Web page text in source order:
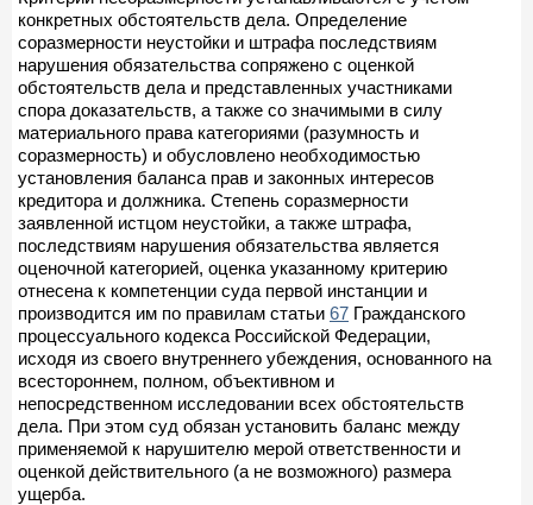
конкретных обстоятельств дела. Определение
соразмерности неустойки и штрафа последствиям
нарушения обязательства сопряжено с оценкой
обстоятельств дела и представленных участниками
спора доказательств, а также со значимыми в силу
материального права категориями (разумность и
соразмерность) и обусловлено необходимостью
установления баланса прав и законных интересов
кредитора и должника. Степень соразмерности
заявленной истцом неустойки, а также штрафа,
последствиям нарушения обязательства является
оценочной категорией, оценка указанному критерию
отнесена к компетенции суда первой инстанции и
производится им по правилам статьи 67 Гражданского
процессуального кодекса Российской Федерации,
исходя из своего внутреннего убеждения, основанного на
всестороннем, полном, объективном и
непосредственном исследовании всех обстоятельств
дела. При этом суд обязан установить баланс между
применяемой к нарушителю мерой ответственности и
оценкой действительного (а не возможного) размера
ущерба.